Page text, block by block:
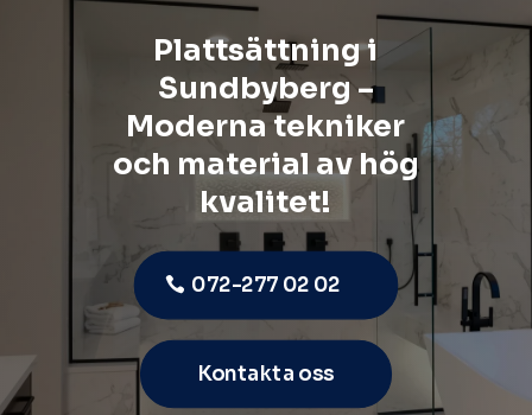
Plattsättning i
Sundbyberg –
Moderna tekniker
och material av hög
kvalitet!
072-277 02 02
Kontakta oss